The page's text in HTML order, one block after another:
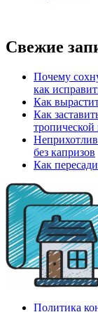
Свежие
Почему
как
Как
Как
тропической
без капризов
Как
Политика